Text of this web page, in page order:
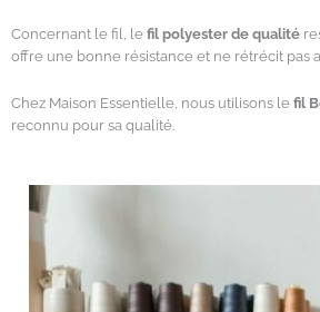
Concernant le fil, le fil polyester de qualité
offre une bonne résistance et ne rétrécit pas
Chez Maison Essentielle, nous utilisons le fil
reconnu pour sa qualité.